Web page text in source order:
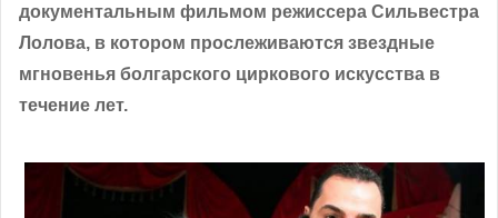
документальным фильмом режиссера Сильвестра
Лолова, в котором прослеживаются звездные
мгновенья болгарского циркового искусства в
течение лет.